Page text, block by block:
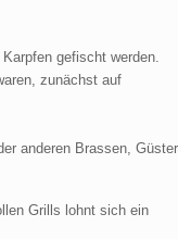
gefischt werden.
zunächst auf
anderen Brassen, Güster
Grills lohnt sich ein